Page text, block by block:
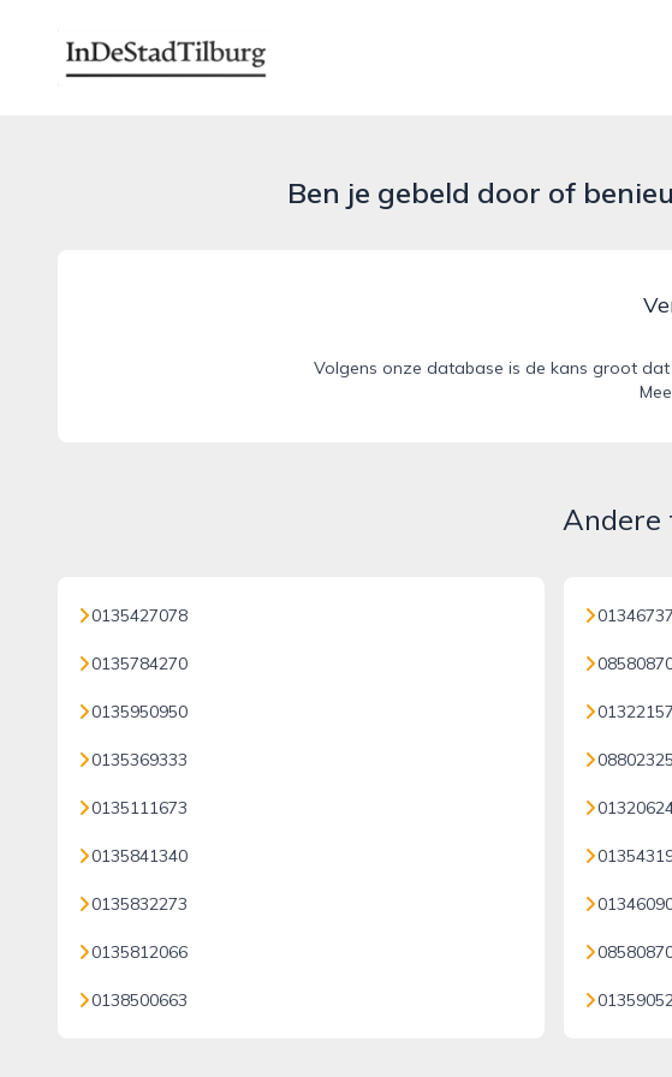
indestadtilburg.nl
Ben je gebeld door of
Volgens onze database is de kans groot dat
Andere
0135427078
0135784270
0135950950
0135369333
0135111673
0135841340
0135832273
0135812066
0138500663